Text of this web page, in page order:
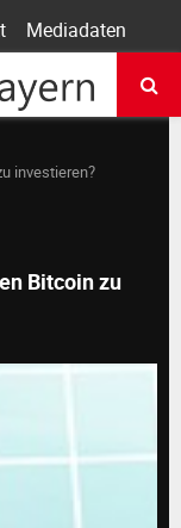
Mediadaten
investieren?
Bitcoin zu